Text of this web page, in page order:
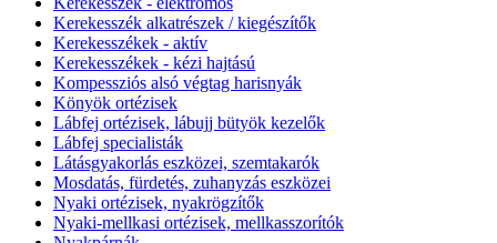
Kerekesszék alkatrészek / kiegészítők
Kerekesszékek - aktív
Kerekesszékek - kézi hajtású
Kompessziós alsó végtag harisnyák
Könyök ortézisek
Lábfej ortézisek, lábujj bütyök kezelők
Lábfej specialisták
Látásgyakorlás eszközei, szemtakarók
Mosdatás, fürdetés, zuhanyzás eszközei
Nyaki ortézisek, nyakrögzítők
Nyaki-mellkasi ortézisek, mellkasszorítók